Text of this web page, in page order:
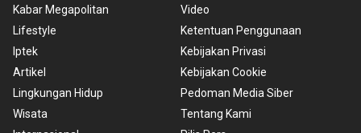
Kabar Megapolitan
Lifestyle
Iptek
Artikel
Lingkungan Hidup
Wisata
Video
Ketentuan Penggunaan
Kebijakan Privasi
Kebijakan Cookie
Pedoman Media Siber
Tentang Kami